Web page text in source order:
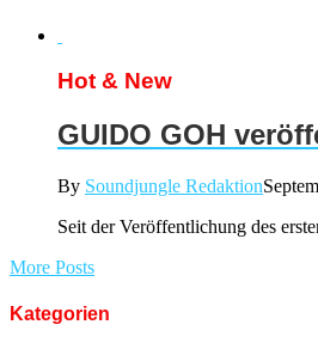
Hot & New
GUIDO GOH
By Soundjungle Redaktion
Seit der Veröffentlichung des
More Posts
Kategorien